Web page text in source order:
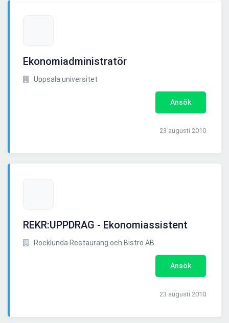
Ekonomiadministratör
Uppsala universitet
Ansök
23 augusti 2010
REKR:UPPDRAG - Ekonomiassistent
Rocklunda Restaurang och Bistro AB
Ansök
23 augusti 2010